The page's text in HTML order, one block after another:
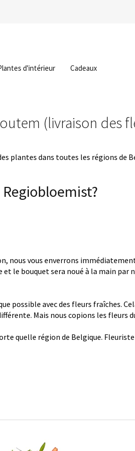
d'intérieur Cadeaux
(livraison des
plantes dans toutes les régions de
nous vous enverrons
le bouquet sera noué à la main par
possible avec des fleurs fraîches.
Mais nous copions les fleurs
quelle région de Belgique.